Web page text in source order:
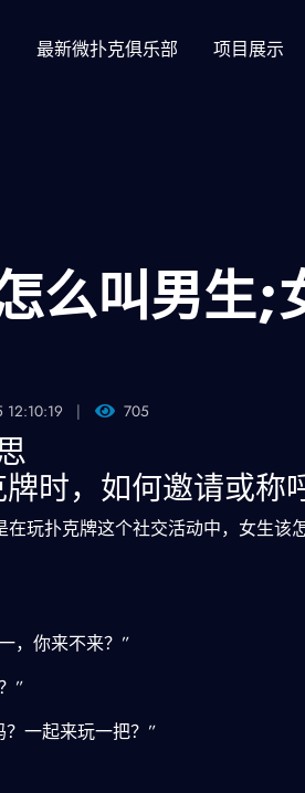
最新微扑克俱乐部 项目展示
么叫男生;
12:10:19 705
时，如何邀请或称
玩扑克牌这个社交活动中，女生
，你来不来？”
”
一起来玩一把？”